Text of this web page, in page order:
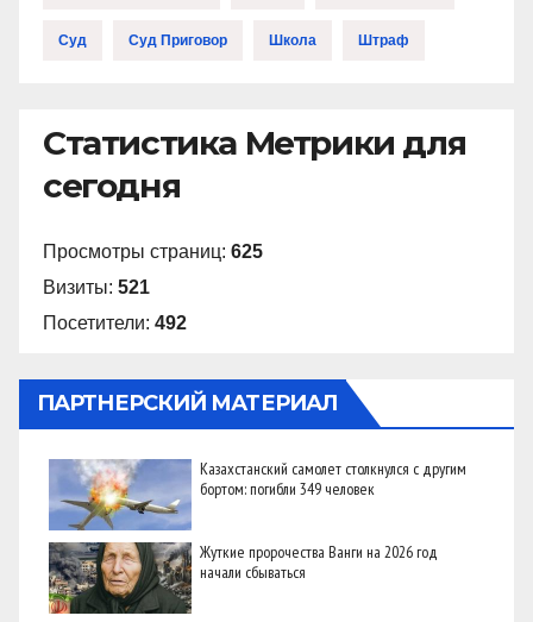
Суд Суд Приговор Школа Штраф
Статистика Метрики для
сегодня
Просмотры страниц: 625
Визиты: 521
Посетители: 492
ПАРТНЕРСКИЙ МАТЕРИАЛ
Казахстанский самолет столкнулся с другим
бортом: погибли 349 человек
Жуткие пророчества Ванги на 2026 год
начали сбываться